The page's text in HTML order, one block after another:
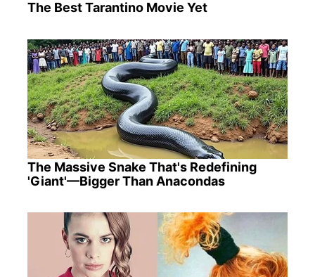
The Best Tarantino Movie Yet
The Massive Snake That's Redefining
'Giant'—Bigger Than Anacondas